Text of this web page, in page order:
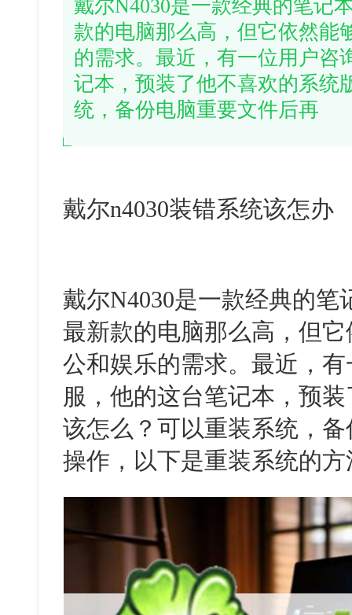
戴尔N4030是一款经典的笔记
款的电脑那么高，但它依然能
的需求。最近，有一位用户咨
记本，预装了他不喜欢的系统
统，备份电脑重要文件后再
戴尔n4030装错系统该怎办
戴尔N4030是一款经典的笔
最新款的电脑那么高，但
公和娱乐的需求。最近，
服，他的这台笔记本，预
该怎么？可以重装系统，
操作，以下是重装系统的方